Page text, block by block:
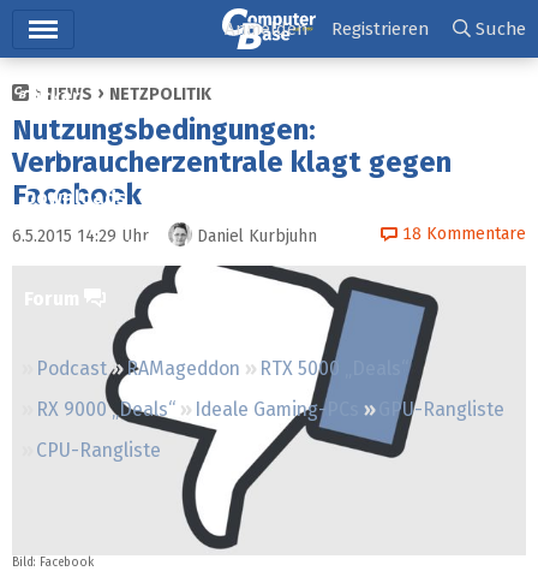
Ticker
Tests
Downloads
Preisvergleich
Podcast RAMageddon
RTX 5000 „Deals“
RX 9000 „Deals“
Ideale Gaming-PCs
GPU-Rangliste
CPU-Rangliste
Anmelden Registrieren Suche
NEWS NETZPOLITIK
Nutzungsbedingungen:
Verbraucherzentrale klagt gegen
Facebook
6.5.2015 14:29 Uhr Daniel Kurbjuhn 18 Kommentare
Bild: Facebook